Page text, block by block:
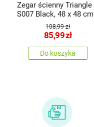
Zegar ścienny Triangle
S007 Black, 48 x 48 cm
108,99 zł
85,99zł
Do koszyka